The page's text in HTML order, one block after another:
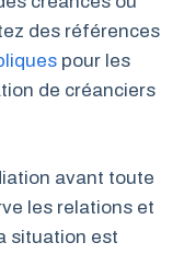
des références
pour les
de créanciers
avant toute
les relations et
situation est